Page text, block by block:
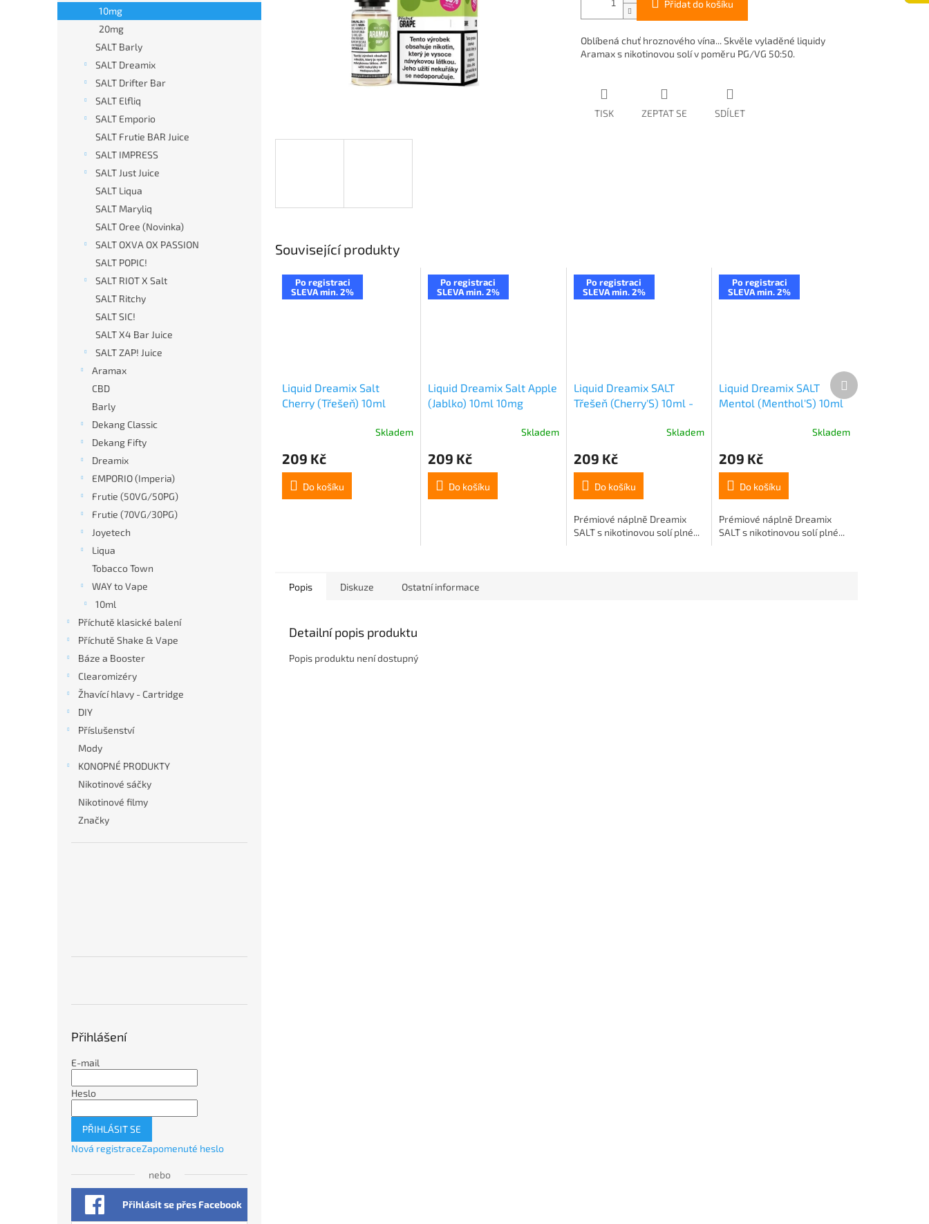
n
e
10mg
20mg
SALT Barly
SALT Dreamix
SALT Drifter Bar
SALT Elfliq
SALT Emporio
SALT Frutie BAR Juice
SALT IMPRESS
SALT Just Juice
SALT Liqua
SALT Maryliq
SALT Oree (Novinka)
SALT OXVA OX PASSION
SALT POPIC!
SALT RIOT X Salt
SALT Ritchy
SALT SIC!
SALT X4 Bar Juice
SALT ZAP! Juice
Aramax
CBD
Barly
Dekang Classic
Dekang Fifty
Dreamix
EMPORIO (Imperia)
Frutie (50VG/50PG)
Frutie (70VG/30PG)
Joyetech
Liqua
Tobacco Town
WAY to Vape
10ml
Příchutě klasické balení
Příchutě Shake & Vape
Báze a Booster
Clearomizéry
Žhavící hlavy - Cartridge
DIY
Příslušenství
Mody
KONOPNÉ PRODUKTY
Nikotinové sáčky
Nikotinové filmy
Značky
Přihlášení
E-mail
Heslo
PŘIHLÁSIT SE
Nová registraceZapomenuté heslo
nebo
Přihlásit se přes Facebook
Přidat do košíku
Oblíbená chuť hroznového vína... Skvěle vyladěné liquidy
Aramax s nikotinovou solí v poměru PG/VG 50:50.
TISK ZEPTAT SE SDÍLET
Související produkty
Po registraci
SLEVA min. 2%
Liquid Dreamix Salt
Cherry (Třešeň) 10ml
Skladem
209 Kč
Do košíku
Po registraci
SLEVA min. 2%
Liquid Dreamix Salt Apple
(Jablko) 10ml 10mg
Skladem
209 Kč
Do košíku
Po registraci
SLEVA min. 2%
Liquid Dreamix SALT
Třešeň (Cherry'S) 10ml -
Skladem
209 Kč
Do košíku
Prémiové náplně Dreamix
SALT s nikotinovou solí plné...
Po registraci
SLEVA min. 2%
Liquid Dreamix SALT
Mentol (Menthol'S) 10ml
Skladem
209 Kč
Do košíku
Prémiové náplně Dreamix
SALT s nikotinovou solí plné...
Další
produkt
Popis Diskuze Ostatní informace
Detailní popis produktu
Popis produktu není dostupný